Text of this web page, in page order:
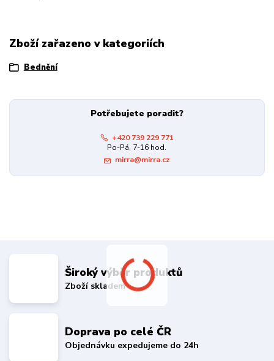
Zboží zařazeno v kategoriích
Bednění
Potřebujete poradit?
+420 739 229 771
Po-Pá, 7-16 hod.
mirra@mirra.cz
Široký výběr produktů
Zboží skladem
Doprava po celé ČR
Objednávku expedujeme do 24h